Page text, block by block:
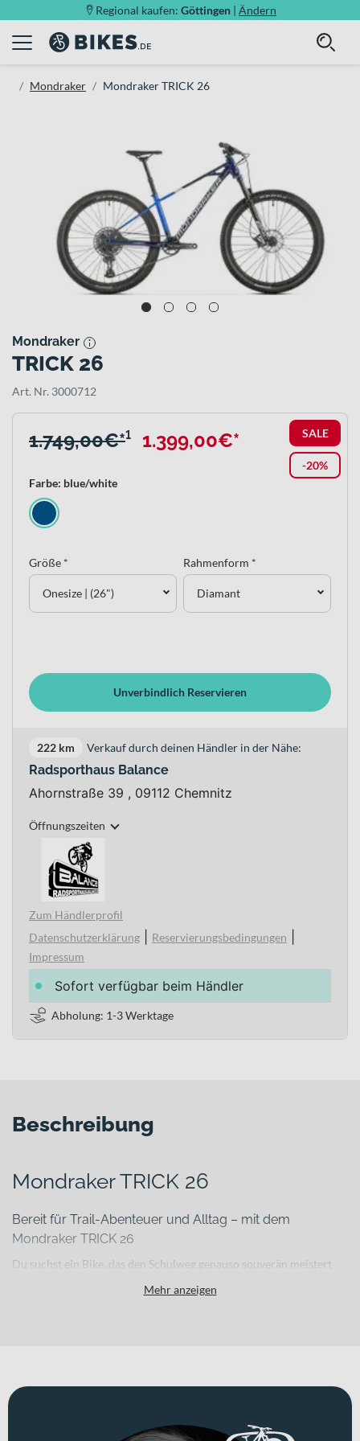
Regional kaufen: Göttingen | Ändern
Mondraker Mondraker TRICK 26
Mondraker
TRICK 26
Art. Nr. 3000712
SALE
-20%
1.749,00€*¹ 1.399,00€*
Farbe: blue/white
Größe *
Onesize | (26")
Rahmenform *
Diamant
Unverbindlich Reservieren
222 km Verkauf durch deinen Händler in der Nähe:
Radsporthaus Balance
Ahornstraße 39 , 09112 Chemnitz
Öffnungszeiten
Zum Händlerprofil
Datenschutzerklärung
Reservierungsbedingungen
Impressum
Sofort verfügbar beim Händler
Abholung: 1-3 Werktage
Beschreibung
Mondraker TRICK 26
Bereit für Trail-Abenteuer und Alltag – mit dem
Mondraker TRICK 26
Du suchst ein Bike, das den Schulweg genauso souverän meistert
Freunden? Das Mondraker TRICK 26 verbindet ein durchdachtes
Als Jugendfahrrad ist das TRICK 26 perfekt auf Fahrerinnen und
Mehr anzeigen